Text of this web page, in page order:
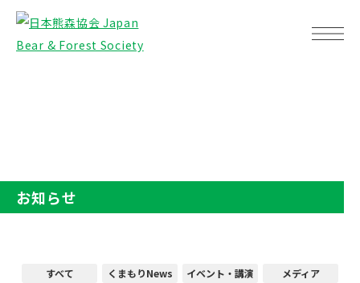
お知らせ
すべて くまもりNews イベント・講演
メディア